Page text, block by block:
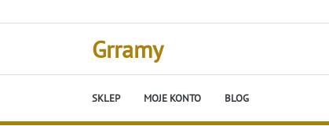
to
Grramy
SKLEP MOJE KONTO BLOG